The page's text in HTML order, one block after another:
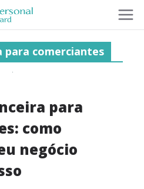
para comerciantes
para
como
negócio